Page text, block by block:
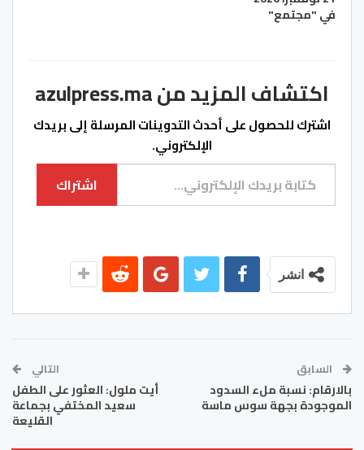
في "مجتمع"
اكتشاف المزيد من azulpress.ma
اشترك للحصول على أحدث التدوينات المرسلة إلى بريدك
الإلكتروني.
كتابة بريدك الإلكتروني...
اشتراك
انشر
السابق
بالارقام: نسبة ملء السدود
الموجودة بجهة سوس ماسة
التالي
أيت ملول: العثور على الطفل
سعيد المختفي بجماعة
القليعة